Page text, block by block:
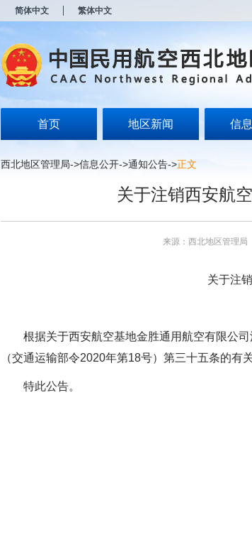
简体中文 繁体中文
首页 地区新闻 信
西北地区管理局->信息公开->通知公告->正文
关于注销西安航
来源：西北地区管理局
关于注销
根据关于西安航空基地金胜通用航空有限公司
（交通运输部令2020年第18号）第三十五条的有
特此公告。